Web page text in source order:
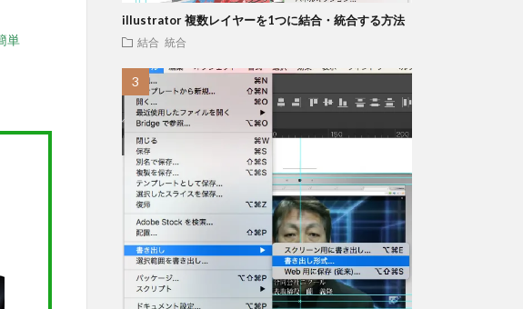
単
illustrator 複数レイヤーを1つに結合・統合する方法
結合 統合